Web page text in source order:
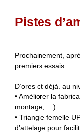
Pistes
Prochainement,
premiers essais.
D’ores et déjà, au
• Améliorer la
montage, …).
• Triangle femelle
d’attelage pour